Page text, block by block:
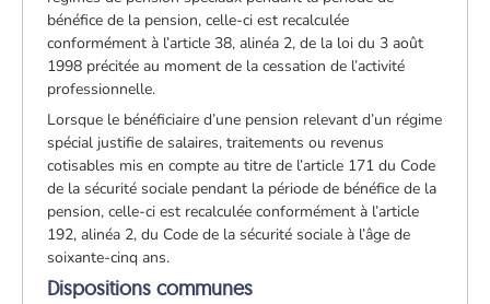
bénéfice de la pension, celle-ci est recalculée
conformément à l’article 38, alinéa 2, de la loi du 3 août
1998 précitée au moment de la cessation de l’activité
professionnelle.
Lorsque le bénéficiaire d’une pension relevant d’un régime
spécial justifie de salaires, traitements ou revenus
cotisables mis en compte au titre de l’article 171 du Code
de la sécurité sociale pendant la période de bénéfice de la
pension, celle-ci est recalculée conformément à l’article
192, alinéa 2, du Code de la sécurité sociale à l’âge de
soixante-cinq ans.
Dispositions communes